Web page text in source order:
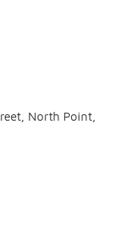
North Point,